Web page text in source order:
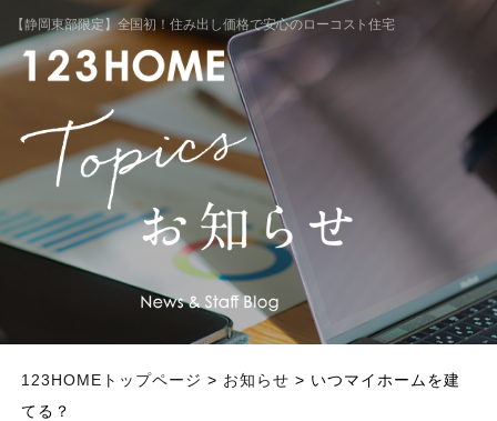
【静岡東部限定】全国初！住み出し価格で安心のローコスト住宅
123HOMEトップページ > お知らせ > いつマイホームを建
てる？